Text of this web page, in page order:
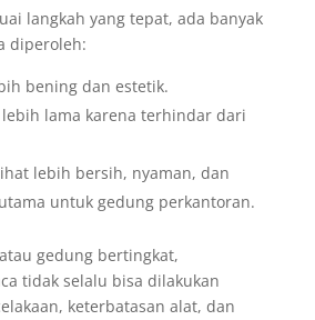
langkah yang tepat, ada banyak
diperoleh:
bening dan estetik.
lebih lama karena terhindar dari
lebih bersih, nyaman, dan
untuk gedung perkantoran.
gedung bertingkat,
tidak selalu bisa dilakukan
keterbatasan alat, dan